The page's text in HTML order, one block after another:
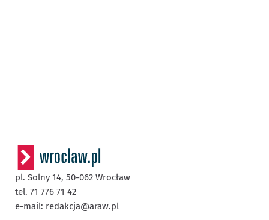
pl. Solny 14, 50-062 Wrocław
tel. 71 776 71 42
e-mail: redakcja@araw.pl